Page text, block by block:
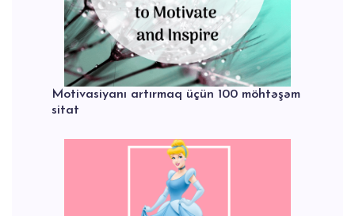
Motivasiyanı artırmaq üçün 100 möhtəşəm
sitat